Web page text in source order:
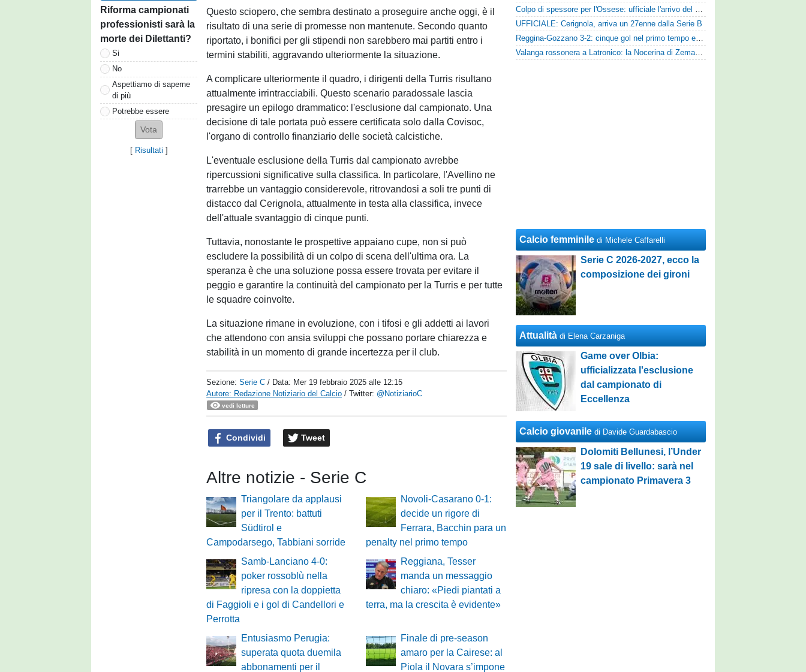
Riforma campionati
professionisti sarà la
morte dei Dilettanti?
Si
No
Aspettiamo di saperne
di più
Potrebbe essere
[ Risultati ]
Questo sciopero, che sembra destinato a proseguire anche oggi, è il
risultato di una serie di promesse non mantenute. Secondo quanto
riportato, i bonifici per gli stipendi non sarebbero mai partiti entro i
termini stabiliti, aggravando ulteriormente la situazione.
A complicare ulteriormente il quadro, i dirigenti della Turris risultano
attualmente irrintracciabili. Questo scenario paradossale lascia
presagire un epilogo drammatico: l'esclusione dal campionato. Una
decisione di tale portata può essere certificata solo dalla Covisoc,
l'organo di controllo finanziario delle società calcistiche.
L'eventuale esclusione della Turris dal campionato avrebbe
ripercussioni significative sulla classifica. In particolare, l'Avellino ne
trarrebbe un vantaggio considerevole, ritrovandosi a soli tre punti di
distacco dal Cerignola, attualmente in testa alla classifica, invece
dell'attuale svantaggio di cinque punti.
Tuttavia, nonostante le prospettive appaiano cupe, non si può
escludere la possibilità di un colpo di scena dell'ultima ora. La
speranza è che una soluzione possa essere trovata per evitare il
peggio e garantire la continuità del campionato per la Turris e per tutte
le squadre coinvolte.
La situazione rimane in evoluzione, con i tifosi e gli addetti ai lavori
che attendono con ansia sviluppi che possano portare chiarezza e
stabilità in un momento di grande incertezza per il club.
Sezione:Serie C / Data: Mer 19 febbraio 2025 alle 12:15
Autore: Redazione Notiziario del Calcio / Twitter: @NotiziarioC
vedi letture
Condividi Tweet
Altre notizie - Serie C
Triangolare da applausi
per il Trento: battuti
Südtirol e
Campodarsego, Tabbiani sorride
Novoli-Casarano 0-1:
decide un rigore di
Ferrara, Bacchin para un
penalty nel primo tempo
Samb-Lanciano 4-0:
poker rossoblù nella
ripresa con la doppietta
di Faggioli e i gol di Candellori e
Perrotta
Reggiana, Tesser
manda un messaggio
chiaro: «Piedi piantati a
terra, ma la crescita è evidente»
Entusiasmo Perugia:
superata quota duemila
abbonamenti per il
Finale di pre-season
amaro per la Cairese: al
Piola il Novara s’impone
Colpo di spessore per l'Ossese: ufficiale l'arrivo del difensore Riccardo Idda
UFFICIALE: Cerignola, arriva un 27enne dalla Serie B
Reggina-Gozzano 3-2: cinque gol nel primo tempo e secondo successo per la squadra di Marchionni
Valanga rossonera a Latronico: la Nocerina di Zeman ne fa 9 all'Atletico Agromonte
Calcio femminile di Michele Caffarelli
Serie C 2026-2027, ecco la
composizione dei gironi
Attualità di Elena Carzaniga
Game over Olbia:
ufficializzata l'esclusione
dal campionato di
Eccellenza
Calcio giovanile di Davide Guardabascio
Dolomiti Bellunesi, l’Under
19 sale di livello: sarà nel
campionato Primavera 3